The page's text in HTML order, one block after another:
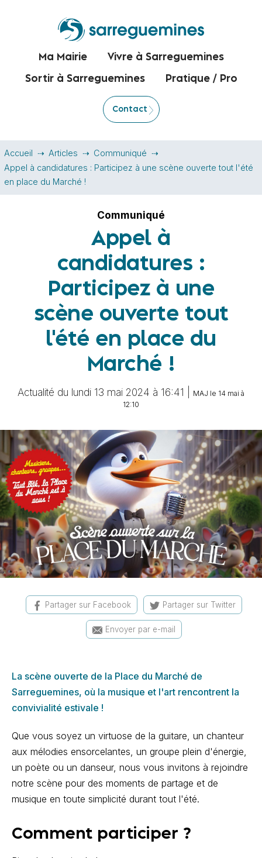
Ma Mairie Vivre à Sarreguemines
Sortir à Sarreguemines Pratique / Pro
Contact
Accueil Articles
Communiqué
Appel à candidatures : Participez à une scène ouverte tout l'été
en place du Marché !
Communiqué
Appel à
candidatures :
Participez à une
scène ouverte tout
l'été en place du
Marché !
Actualité du lundi 13 mai 2024 à 16:41 |
MAJ le 14 mai à
12:10
Partager sur Facebook Partager sur Twitter
Envoyer par e-mail
La scène ouverte de la Place du Marché de
Sarreguemines, où la musique et l'art rencontrent la
convivialité estivale !
Que vous soyez un virtuose de la guitare, un chanteur
aux mélodies ensorcelantes, un groupe plein d'énergie,
un poète ou un danseur, nous vous invitons à rejoindre
notre scène pour des moments de partage et de
musique en toute simplicité durant tout l'été.
Comment participer ?